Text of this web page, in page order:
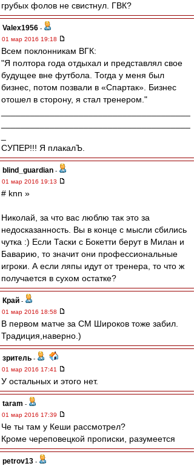
грубых фолов не свистнул. ГВК?
Valex1956 -
01 мар 2016 19:18
Всем поклонникам ВГК:
"Я полтора года отдыхал и представлял свое
будущее вне футбола. Тогда у меня был
бизнес, потом позвали в «Спартак». Бизнес
отошел в сторону, я стал тренером."
СУПЕР!!! Я плакалЪ.
blind_guardian -
01 мар 2016 19:13
# knn »
Николай, за что вас люблю так это за
недосказанность. Вы в конце с мысли сбились
чутка :) Если Таски с Бокетти берут в Милан и
Баварию, то значит они профессиональные
игроки. А если ляпы идут от тренера, то что ж
получается в сухом остатке?
Край -
01 мар 2016 18:58
В первом матче за СМ Широков тоже забил.
Традиция,наверно.)
зpитель -
01 мар 2016 17:41
У остальных и этого нет.
taram -
01 мар 2016 17:39
Че ты там у Кеши рассмотрел?
Кроме череповецкой прописки, разумеется
petrov13 -